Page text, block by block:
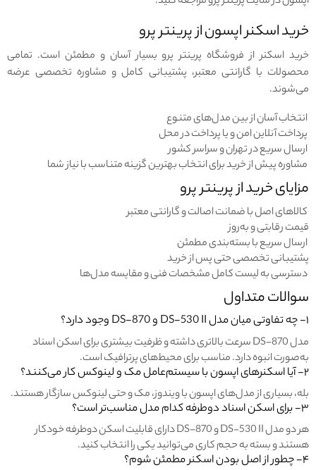
خرید اسکنر اپسون از پرینتر پرو
خرید اسکنر از فروشگاه پرینتر پرو بسیار آسان و مطمئن است. تمامی
محصولات با گارانتی معتبر، پشتیبانی کامل و مشاوره تخصصی عرضه
می‌شوند.
انتخاب آسان از بین مدل‌های متنوع
پرداخت آنلاین امن و یا پرداخت در محل
ارسال سریع در تهران و سراسر کشور
مشاوره پیش از خرید برای انتخاب بهترین گزینه متناسب با نیاز شما
مزایای خرید از پرینتر پرو
کالاهای اصل با ضمانت اصالت و گارانتی معتبر
قیمت رقابتی و به‌روز
ارسال سریع با بسته‌بندی مطمئن
پشتیبانی تخصصی حتی پس از خرید
دسترسی به لیست کامل مشخصات فنی و مقایسه مدل‌ها
سوالات متداول
۱- چه تفاوتی میان مدل DS-530 II و DS-870 وجود دارد؟
مدل DS-870 سرعت بالاتری داشته و ظرفیت بیشتری برای اسکن اسناد
به‌صورت انبوه دارد. مناسب برای محیط‌های پرترافیک است.
۲- آیا اسکنرهای اپسون با سیستم‌عامل مک و لینوکس کار می‌کنند؟
بله، بسیاری از مدل‌های اپسون با ویندوز، مک و حتی لینوکس سازگار هستند.
۳- برای اسکن اسناد دوطرفه کدام مدل مناسب‌تر است؟
هر دو مدل DS-530 II و DS-870 دارای قابلیت اسکن دوطرفه خودکار
هستند و بسته به حجم کاری می‌توانید یکی را انتخاب کنید.
۴- چطور از اصل بودن اسکنر مطمئن شوم؟